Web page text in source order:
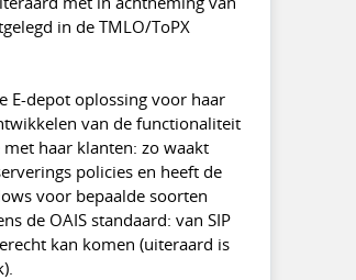
in de TMLO/ToPX
E-depot oplossing voor haar
van de functionaliteit
haar klanten: zo waakt
policies en heeft de
voor bepaalde soorten
de OAIS standaard: van SIP
kan komen (uiteraard is